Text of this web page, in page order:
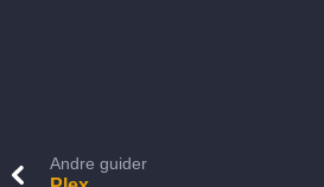
Andre guider